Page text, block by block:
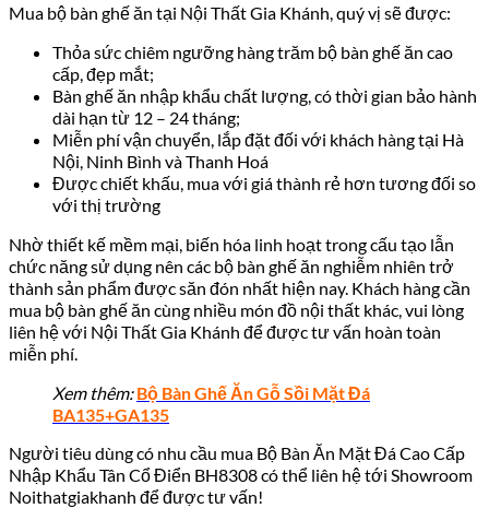
Mua bộ bàn ghế ăn tại Nội Thất Gia Khánh, quý vị sẽ được:
Thỏa sức chiêm ngưỡng hàng trăm bộ bàn ghế ăn cao
cấp, đẹp mắt;
Bàn ghế ăn nhập khẩu chất lượng, có thời gian bảo hành
dài hạn từ 12 – 24 tháng;
Miễn phí vận chuyển, lắp đặt đối với khách hàng tại Hà
Nội, Ninh Bình và Thanh Hoá
Được chiết khấu, mua với giá thành rẻ hơn tương đối so
với thị trường
Nhờ thiết kế mềm mại, biến hóa linh hoạt trong cấu tạo lẫn
chức năng sử dụng nên các bộ bàn ghế ăn nghiễm nhiên trở
thành sản phẩm được săn đón nhất hiện nay. Khách hàng cần
mua bộ bàn ghế ăn cùng nhiều món đồ nội thất khác, vui lòng
liên hệ với Nội Thất Gia Khánh để được tư vấn hoàn toàn
miễn phí.
Xem thêm: Bộ Bàn Ghế Ăn Gỗ Sồi Mặt Đá
BA135+GA135
Người tiêu dùng có nhu cầu mua Bộ Bàn Ăn Mặt Đá Cao Cấp
Nhập Khẩu Tân Cổ Điển BH8308 có thể liên hệ tới Showroom
Noithatgiakhanh để được tư vấn!